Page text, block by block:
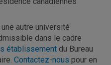
autre université
dans le cadre
établissement du Bureau
Contactez-nous pour en